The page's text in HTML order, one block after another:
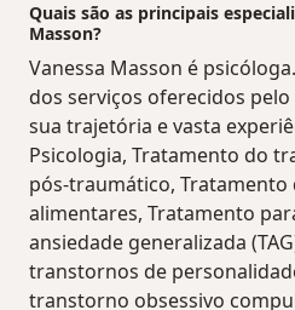
Quais são as principais
Masson?
Vanessa Masson é
dos serviços oferecidos
sua trajetória e vasta
Psicologia, Tratamento do
pós-traumático,
alimentares, Tratamento
ansiedade generalizada
transtornos de
transtorno obsessivo